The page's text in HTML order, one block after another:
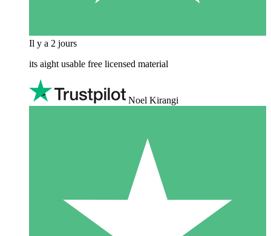
Il y a 2 jours
its aight usable free licensed material
Noel Kirangi